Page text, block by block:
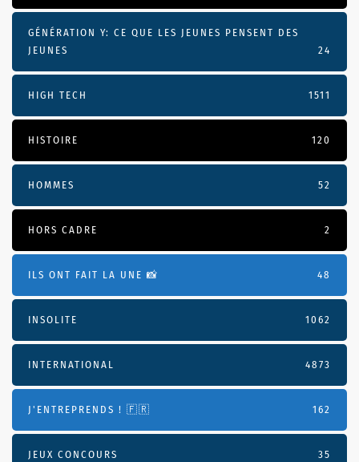
GÉNÉRATION Y: CE QUE LES JEUNES PENSENT DES
JEUNES
24
HIGH TECH 1511
HISTOIRE 120
HOMMES 52
HORS CADRE 2
ILS ONT FAIT LA UNE 📸 48
INSOLITE 1062
INTERNATIONAL 4873
J'ENTREPRENDS ! 🇫🇷 162
JEUX CONCOURS 35